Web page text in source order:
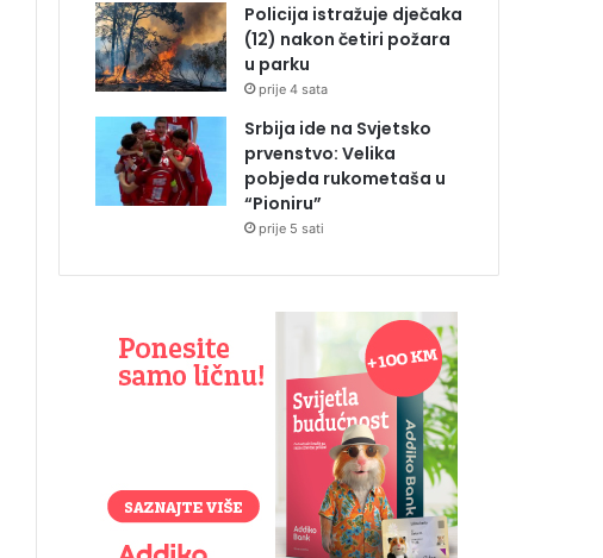
Policija istražuje dječaka
(12) nakon četiri požara
u parku
prije 4 sata
Srbija ide na Svjetsko
prvenstvo: Velika
pobjeda rukometaša u
“Pioniru”
prije 5 sati